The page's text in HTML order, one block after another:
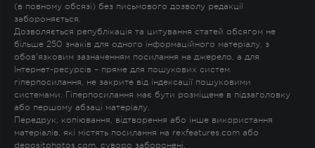
(в повному обсязі) без письмового дозволу редакції
забороняється.
Дозволяється републікація та цитування статей обсягом не
більше 250 знаків для одного інформаційного матеріалу, з
обов'язковим зазначенням посилання на джерело, а для
Інтернет-ресурсів – пряме для пошукових систем
гіперпосилання, не закрите від індексації пошуковими
системами. Гіперпосилання має бути розміщене в підзаголовку
або першому абзаці матеріалу.
Передрук, копіювання, відтворення або інше використання
матеріалів, які містять посилання на rexfeatures.com або
depositphotos.com, суворо заборонені.